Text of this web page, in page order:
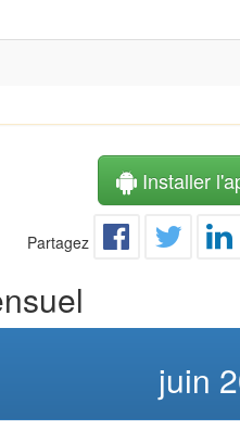
Installer
Partagez
juin